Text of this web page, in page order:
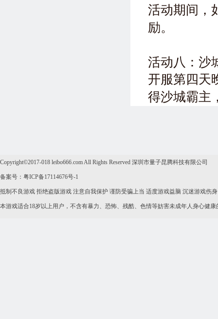
活动期间，
励。
活动八：沙
开服第四天
得沙城霸主
Copyright©2017-018 leibo666.com All Rights Reserved 深圳市量子昆腾科技有限公司
备案号：粤ICP备17114676号-1
抵制不良游戏 拒绝盗版游戏 注意自我保护 谨防受骗上当 适度游戏益脑 沉迷游戏伤
本游戏适合18岁以上用户，不含有暴力、恐怖、残酷、色情等妨害未成年人身心健